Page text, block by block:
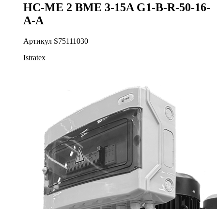
HC-ME 2 BME 3-15A G1-B-R-50-16-
A-A
Артикул S75111030
Istratex